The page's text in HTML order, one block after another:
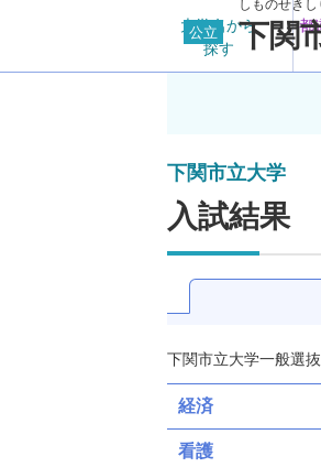
大学名から
探す
都
公立
しものせきし
下関
下関市立大学
入試結果
下関市立大学一般選
経済
看護